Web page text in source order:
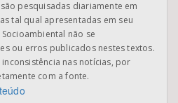
pesquisadas diariamente em
tal qual apresentadas em seu
não se
ou erros publicados nestes textos.
nas notícias, por
com a fonte.